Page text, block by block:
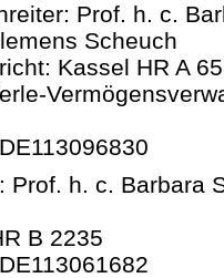
Prof. h. c.
Scheuch
Kassel HR A
Prof. h. c. Barbara
B 2235